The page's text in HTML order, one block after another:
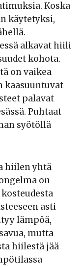
Koska
käytetyksi,
alkavat hiili
kohota.
on vaikea
kaasuuntuvat
palavat
Puhtaat
syötöllä
hiilen yhtä
on
asti
lämpöä,
mutta
hiilestä jää